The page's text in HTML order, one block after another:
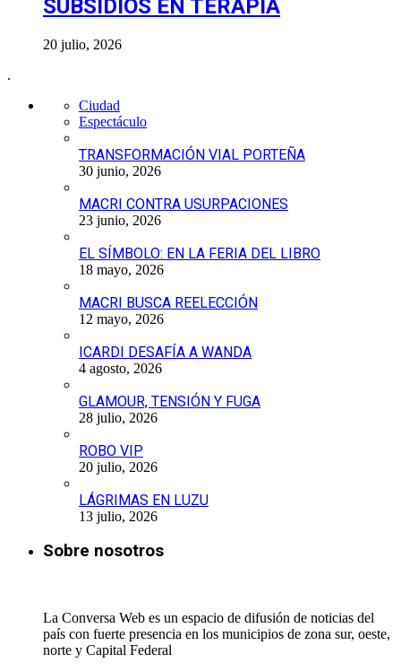
SUBSIDIOS EN TERAPIA
20 julio, 2026
.
Ciudad
Espectáculo
TRANSFORMACIÓN VIAL PORTEÑA
30 junio, 2026
MACRI CONTRA USURPACIONES
23 junio, 2026
EL SÍMBOLO: EN LA FERIA DEL LIBRO
18 mayo, 2026
MACRI BUSCA REELECCIÓN
12 mayo, 2026
ICARDI DESAFÍA A WANDA
4 agosto, 2026
GLAMOUR, TENSIÓN Y FUGA
28 julio, 2026
ROBO VIP
20 julio, 2026
LÁGRIMAS EN LUZU
13 julio, 2026
Sobre nosotros
La Conversa Web es un espacio de difusión de noticias del
país con fuerte presencia en los municipios de zona sur, oeste,
norte y Capital Federal